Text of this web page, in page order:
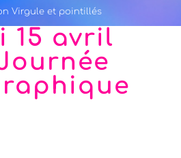
Virgule et pointillés
15 avril